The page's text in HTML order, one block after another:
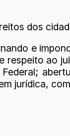
dos
e
respeito ao
jurídica,